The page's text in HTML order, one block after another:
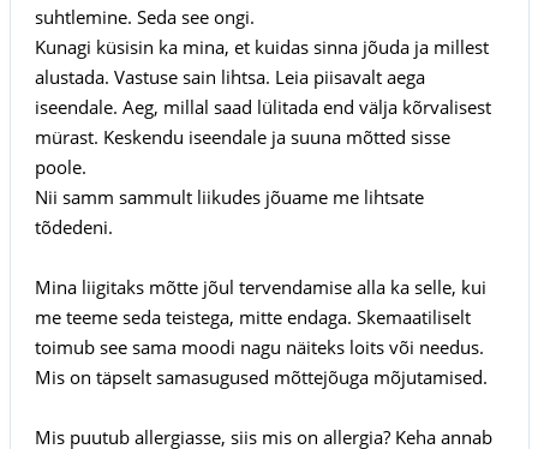
suhtlemine. Seda see ongi.
Kunagi küsisin ka mina, et kuidas sinna jõuda ja millest
alustada. Vastuse sain lihtsa. Leia piisavalt aega
iseendale. Aeg, millal saad lülitada end välja kõrvalisest
mürast. Keskendu iseendale ja suuna mõtted sisse
poole.
Nii samm sammult liikudes jõuame me lihtsate
tõdedeni.
Mina liigitaks mõtte jõul tervendamise alla ka selle, kui
me teeme seda teistega, mitte endaga. Skemaatiliselt
toimub see sama moodi nagu näiteks loits või needus.
Mis on täpselt samasugused mõttejõuga mõjutamised.
Mis puutub allergiasse, siis mis on allergia? Keha annab